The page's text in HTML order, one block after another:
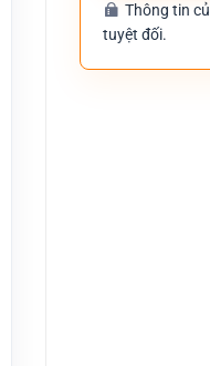
Thông tin
tuyệt đối.